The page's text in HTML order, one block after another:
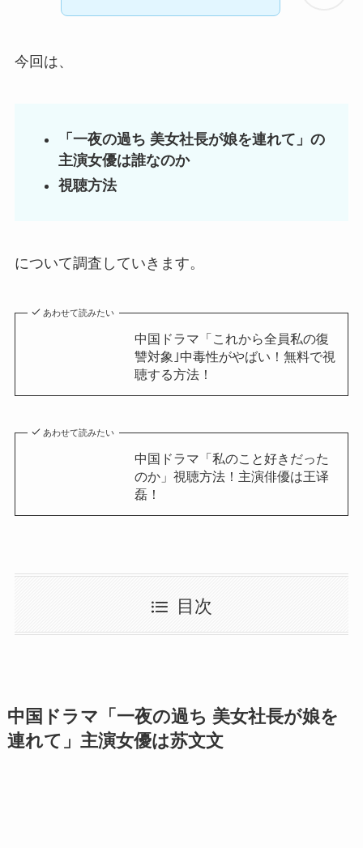
今回は、
「一夜の過ち 美女社長が娘を連れて」の
主演女優は誰なのか
視聴方法
について調査していきます。
あわせて読みたい
中国ドラマ「これから全員私の復
讐対象｣中毒性がやばい！無料で視
聴する方法！
あわせて読みたい
中国ドラマ「私のこと好きだった
のか」視聴方法！主演俳優は王译
磊！
目次
中国ドラマ「一夜の過ち 美女社長が娘を
連れて」主演女優は苏文文